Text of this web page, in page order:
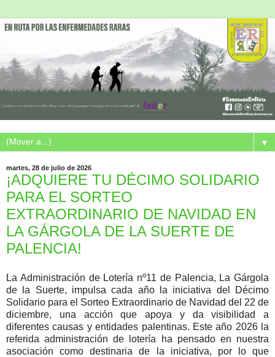
▼
martes, 28 de julio de 2026
¡ADQUIERE TU DÉCIMO SOLIDARIO
PARA EL SORTEO
EXTRAORDINARIO DE NAVIDAD EN
LA GÁRGOLA DE LA SUERTE DE
PALENCIA!
La Administración de Lotería nº11 de Palencia, La Gárgola
de la Suerte, impulsa cada año la iniciativa del Décimo
Solidario para el Sorteo Extraordinario de Navidad del 22 de
diciembre, una acción que apoya y da visibilidad a
diferentes causas y entidades palentinas. Este año 2026 la
referida administración de lotería ha pensado en nuestra
asociación como destinaria de la iniciativa, por lo que